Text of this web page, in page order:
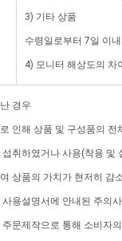
3) 기타 상품
수령일로부터 7일 이
4) 모니터 해상도의 차
경우
인해 상품 및 구성품의
취하였거나 사용(착용 및
상품의 가치가 현저히 감
용설명서에 안내된 주의
문제작으로 통해 소비자